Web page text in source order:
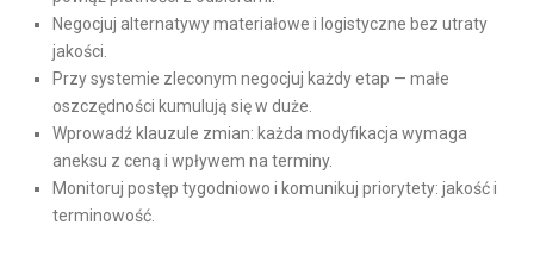
Negocjuj alternatywy materiałowe i logistyczne bez utraty
jakości.
Przy systemie zleconym negocjuj każdy etap — małe
oszczędności kumulują się w duże.
Wprowadź klauzule zmian: każda modyfikacja wymaga
aneksu z ceną i wpływem na terminy.
Monitoruj postęp tygodniowo i komunikuj priorytety: jakość i
terminowość.